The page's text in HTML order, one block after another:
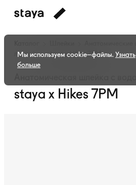
лентой
staya x Hikes 7PM
staya x Hikes 7PM
Мы используем cookie–файлы. Узнать
больше